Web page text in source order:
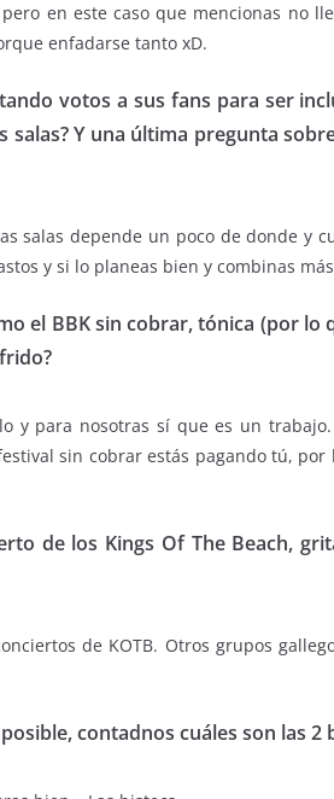
en este caso que mencionas no
enfadarse tanto xD.
votos a sus fans para ser
salas? Y una última pregunta
salas depende un poco de donde y
y si lo planeas bien y combinas
el BBK sin cobrar, tónica (por
y para nosotras sí que es un
sin cobrar estás pagando tú,
de los Kings Of The Beach,
de KOTB. Otros grupos
contadnos cuáles son las